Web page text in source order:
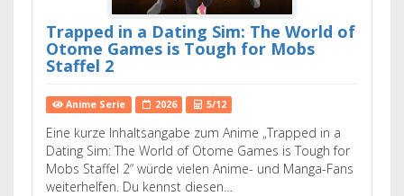
Trapped in a Dating Sim: The World of
Otome Games is Tough for Mobs
Staffel 2
Anime Serie 2026 5/12
Eine kurze Inhaltsangabe zum Anime „Trapped in a
Dating Sim: The World of Otome Games is Tough for
Mobs Staffel 2“ würde vielen Anime- und Manga-Fans
weiterhelfen. Du kennst diesen…